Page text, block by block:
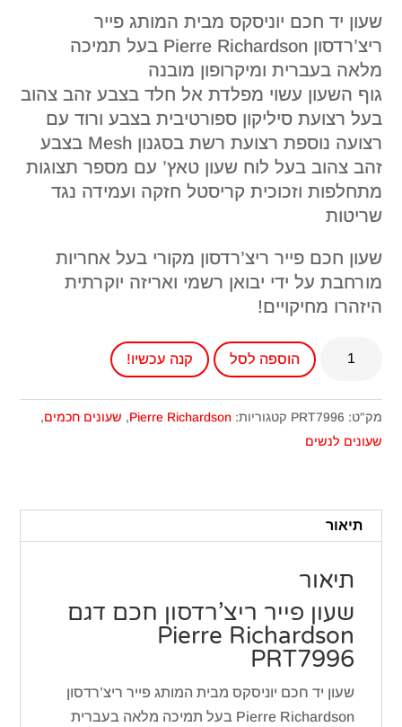
שעון יד חכם יוניסקס מבית המותג פייר
ריצ’רדסון Pierre Richardson בעל תמיכה
מלאה בעברית ומיקרופון מובנה
גוף השעון עשוי מפלדת אל חלד בצבע זהב צהוב
בעל רצועת סיליקון ספורטיבית בצבע ורוד עם
רצועה נוספת רצועת רשת בסגנון Mesh בצבע
זהב צהוב בעל לוח שעון טאץ’ עם מספר תצוגות
מתחלפות וזכוכית קריסטל חזקה ועמידה נגד
שריטות
שעון חכם פייר ריצ’רדסון מקורי בעל אחריות
מורחבת על ידי יבואן רשמי ואריזה יוקרתית
היזהרו מחיקויים!
פייר
ריצ'רדסון
PRT7996
הוספה לסל קנה עכשיו!
מק"ט: PRT7996 קטגוריות:Pierre Richardson
, שעונים חכמים,
שעונים לנשים
תיאור
תיאור
שעון פייר ריצ’רדסון חכם דגם
Pierre Richardson
PRT7996
שעון יד חכם יוניסקס מבית המותג פייר ריצ’רדסון
Pierre Richardson בעל תמיכה מלאה בעברית